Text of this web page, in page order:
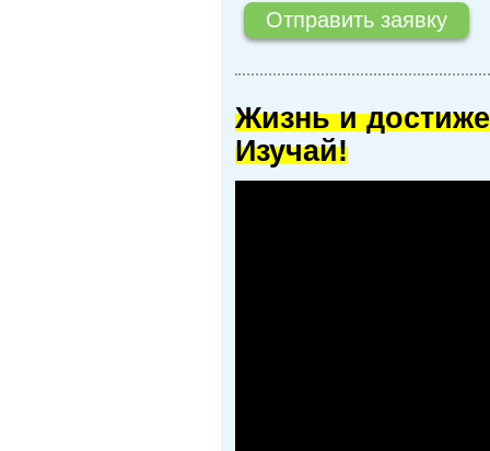
Жизнь и
Изучай!